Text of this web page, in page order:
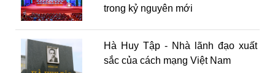
trong kỷ nguyên mới
Hà Huy Tập - Nhà lãnh đạo xuất
sắc của cách mạng Việt Nam